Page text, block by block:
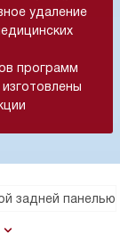
удаление
программ
задней панелью